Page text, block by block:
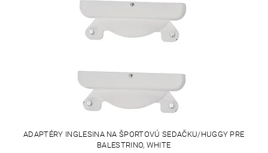
ADAPTÉRY INGLESINA NA ŠPORTOVÚ SEDAČKU/HUGGY PRE
BALESTRINO, WHITE